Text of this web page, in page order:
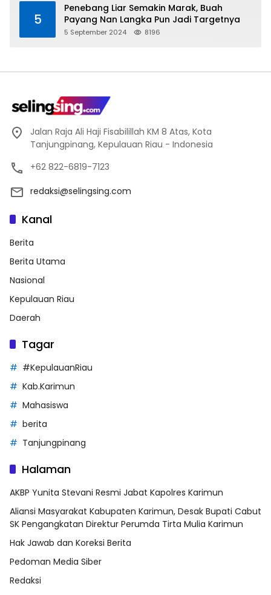
5
Penebang Liar Semakin Marak, Buah
Payang Nan Langka Pun Jadi Targetnya
5 September 2024 8196
Jalan Raja Ali Haji Fisabilillah KM 8 Atas, Kota
Tanjungpinang, Kepulauan Riau - Indonesia
+62 822-6819-7123
redaksi@selingsing.com
Kanal
Berita
Berita Utama
Nasional
Kepulauan Riau
Daerah
Tagar
#KepulauanRiau
Kab.Karimun
Mahasiswa
berita
Tanjungpinang
Halaman
AKBP Yunita Stevani Resmi Jabat Kapolres Karimun
Aliansi Masyarakat Kabupaten Karimun, Desak Bupati Cabut
SK Pengangkatan Direktur Perumda Tirta Mulia Karimun
Hak Jawab dan Koreksi Berita
Pedoman Media Siber
Redaksi